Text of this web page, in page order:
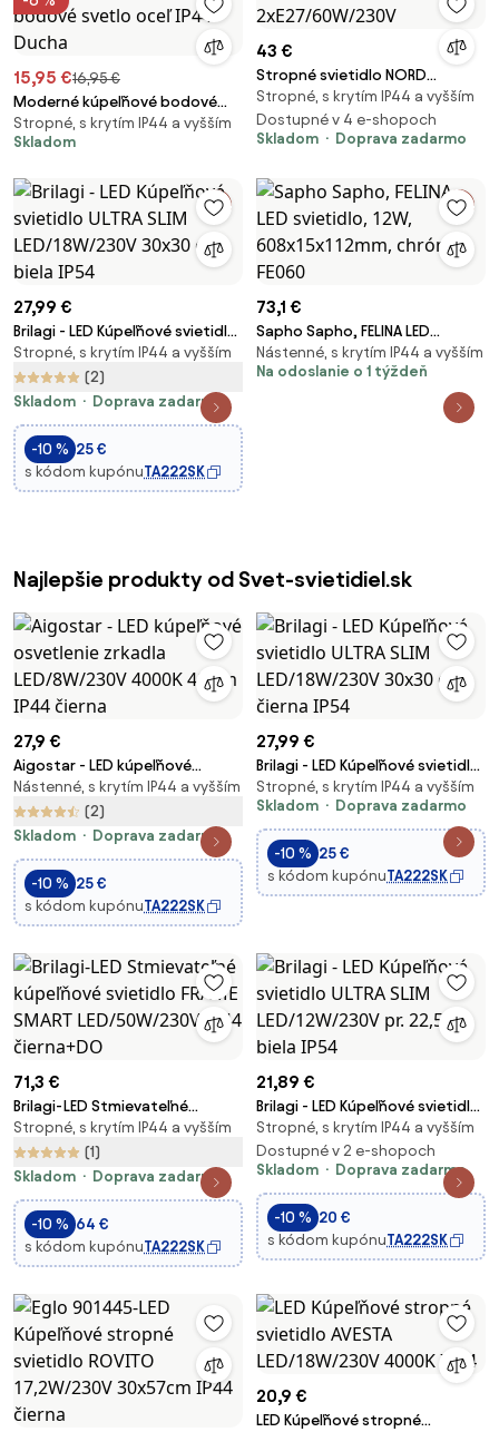
15,95 €16,95 €
Moderné kúpeľňové bodové
svetlo oceľ IP44 - Ducha
Stropné, s krytím IP44 a vyšším
Skladom
43 €
Stropné svietidlo NORD
2xE27/60W/230V
Stropné, s krytím IP44 a vyšším
Dostupné v 4 e-shopoch
Skladom
Doprava zadarmo
27,99 €
Brilagi - LED Kúpeľňové svietidlo
ULTRA SLIM LED/18W/230V
30x30 cm biela IP54
Stropné, s krytím IP44 a vyšším
(2)
Skladom
Doprava zadarmo
-10 % 25 €
s kódom kupónuTA222SK
73,1 €
Sapho Sapho, FELINA LED
svietidlo, 12W, 608x15x112mm,
chróm, FE060
Nástenné, s krytím IP44 a vyšším
Na odoslanie o 1 týždeň
Najlepšie produkty od Svet-svietidiel.sk
27,9 €
Aigostar - LED kúpeľňové
osvetlenie zrkadla
LED/8W/230V 4000K 40 cm
IP44 čierna
Nástenné, s krytím IP44 a vyšším
(2)
Skladom
Doprava zadarmo
-10 % 25 €
s kódom kupónuTA222SK
27,99 €
Brilagi - LED Kúpeľňové svietidlo
ULTRA SLIM LED/18W/230V
30x30 cm čierna IP54
Stropné, s krytím IP44 a vyšším
Skladom
Doprava zadarmo
-10 % 25 €
s kódom kupónuTA222SK
71,3 €
Brilagi-LED Stmievateľné
kúpeľňové svietidlo FRAME
SMART LED/50W/230V IP44
čierna+DO
Stropné, s krytím IP44 a vyšším
(1)
Skladom
Doprava zadarmo
-10 % 64 €
s kódom kupónuTA222SK
21,89 €
Brilagi - LED Kúpeľňové svietidlo
ULTRA SLIM LED/12W/230V pr.
22,5 cm biela IP54
Stropné, s krytím IP44 a vyšším
Dostupné v 2 e-shopoch
Skladom
Doprava zadarmo
-10 % 20 €
s kódom kupónuTA222SK
20,9 €
LED Kúpeľňové stropné